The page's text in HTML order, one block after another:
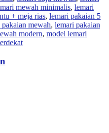
mewah minimalis, lemari
+ meja rias, lemari pakaian 5
mewah, lemari pakaian
modern, model lemari